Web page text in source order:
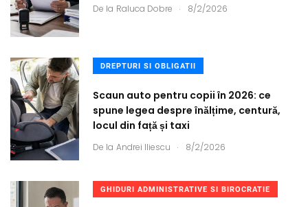
De la Raluca Dobre . 8/2/2026
DREPTURI SI OBLIGATII
Scaun auto pentru copii în 2026: ce
spune legea despre înălțime, centură,
locul din față și taxi
De la Andrei Iliescu . 8/2/2026
GHIDURI ADMINISTRATIVE SI BIROCRATIE